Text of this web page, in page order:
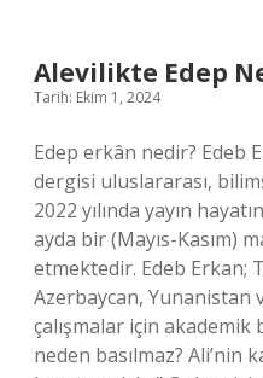
Alevilikte Edep
Tarih: Ekim 1, 2024
Edep erkân nedir? Edeb
dergisi uluslararası,
2022 yılında yayın
ayda bir (Mayıs-Kasım)
etmektedir. Edeb Erkan;
Azerbaycan, Yunanistan
çalışmalar için
neden basılmaz? Ali’nin